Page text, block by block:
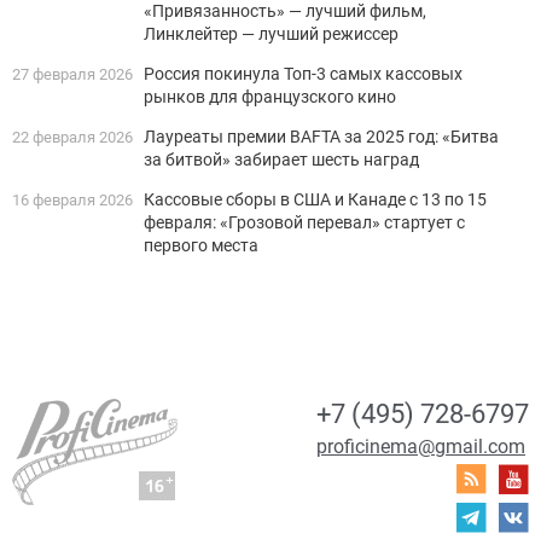
«Привязанность» — лучший фильм,
Линклейтер — лучший режиссер
27 февраля 2026
Россия покинула Топ-3 самых кассовых
рынков для французского кино
22 февраля 2026 Лауреаты премии BAFTA за 2025 год: «Битва
за битвой» забирает шесть наград
16 февраля 2026
Кассовые сборы в США и Канаде с 13 по 15
февраля: «Грозовой перевал» стартует с
первого места
+7 (495) 728-6797
proficinema@gmail.com